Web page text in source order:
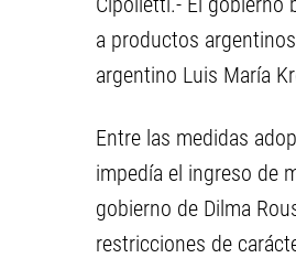
a productos
argentino Luis María
Entre las medidas
impedía el ingreso de
gobierno de Dilma
restricciones de